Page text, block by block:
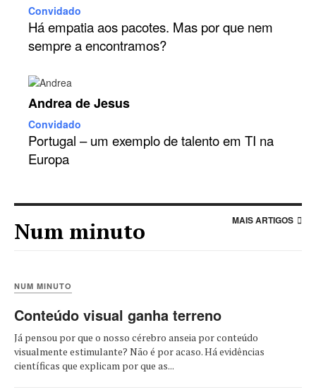
Convidado
Há empatia aos pacotes. Mas por que nem
sempre a encontramos?
Andrea de Jesus
Convidado
Portugal – um exemplo de talento em TI na
Europa
Num minuto MAIS ARTIGOS
NUM MINUTO
Conteúdo visual ganha terreno
Já pensou por que o nosso cérebro anseia por conteúdo
visualmente estimulante? Não é por acaso. Há evidências
científicas que explicam por que as...